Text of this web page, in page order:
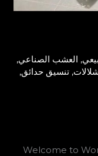
, العشب الصناعي,
,تنسيق حدائق,
Welcome to